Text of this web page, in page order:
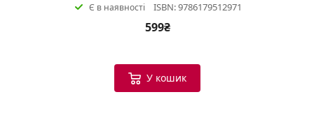
Є в наявності ISBN: 9786179512971
599₴
У кошик